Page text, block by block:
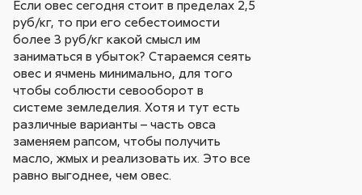
Если овес сегодня стоит в пределах 2,5
руб/кг, то при его себестоимости
более 3 руб/кг какой смысл им
заниматься в убыток? Стараемся сеять
овес и ячмень минимально, для того
чтобы соблюсти севооборот в
системе земледелия. Хотя и тут есть
различные варианты – часть овса
заменяем рапсом, чтобы получить
масло, жмых и реализовать их. Это все
равно выгоднее, чем овес.